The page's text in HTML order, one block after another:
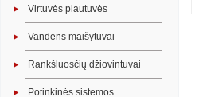
Virtuvės plautuvės
Vandens maišytuvai
Rankšluosčių džiovintuvai
Potinkinės sistemos